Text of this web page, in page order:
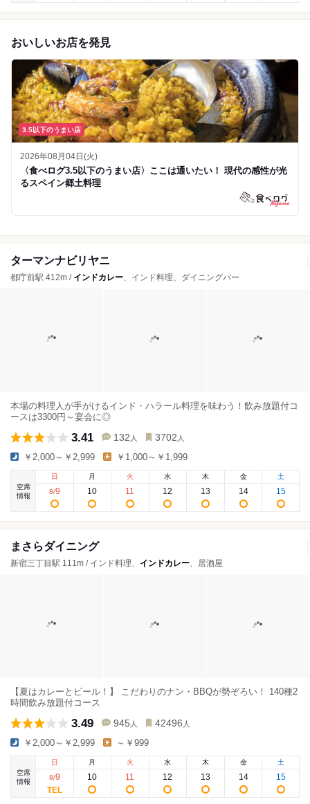
おいしいお店を発見
3.5以下のうまい店
2026年08月04日(火)
〈食べログ3.5以下のうまい店〉ここは通いたい！ 現代の感性が光
るスペイン郷土料理
ターマンナビリヤニ
都庁前駅 412m / インドカレー、インド料理、ダイニングバー
本場の料理人が手がけるインド・ハラール料理を味わう！飲み放題付コ
ースは3300円～宴会に◎
3.41 132 人 3702 人
￥2,000～￥2,999 ￥1,000～￥1,999
空席
情報
日
8/9
月
10
火
11
水
12
木
13
金
14
土
15
まさらダイニング
新宿三丁目駅 111m / インド料理、 インドカレー、居酒屋
【夏はカレーとビール！】 こだわりのナン・BBQが勢ぞろい！ 140種2
時間飲み放題付コース
3.49 945 人 42496 人
￥2,000～￥2,999 ～￥999
空席
情報
日
8/9
月
10
火
11
水
12
木
13
金
14
土
15